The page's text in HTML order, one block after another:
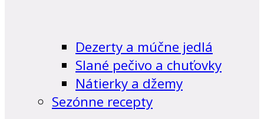
Dezerty a múčne jedlá
Slané pečivo a chuťovky
Nátierky a džemy
Sezónne recepty